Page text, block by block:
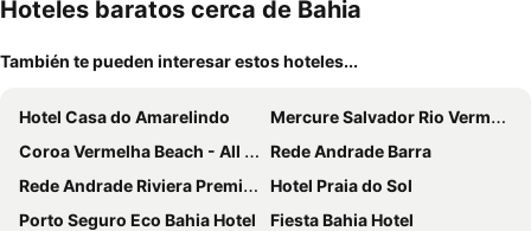
Hoteles baratos cerca de Bahia
También te pueden interesar estos hoteles...
Hotel Casa do Amarelindo
Mercure Salvador Rio Vermelho
Coroa Vermelha Beach - All Inclusive
Rede Andrade Barra
Rede Andrade Riviera Premium
Hotel Praia do Sol
Porto Seguro Eco Bahia Hotel
Fiesta Bahia Hotel